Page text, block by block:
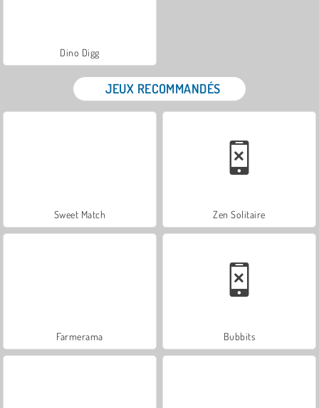
Dino Digg
JEUX RECOMMANDÉS
Sweet Match Zen Solitaire
Farmerama Bubbits